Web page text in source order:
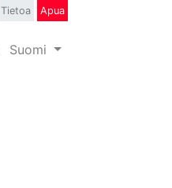
Suomi
Tietoa Apua